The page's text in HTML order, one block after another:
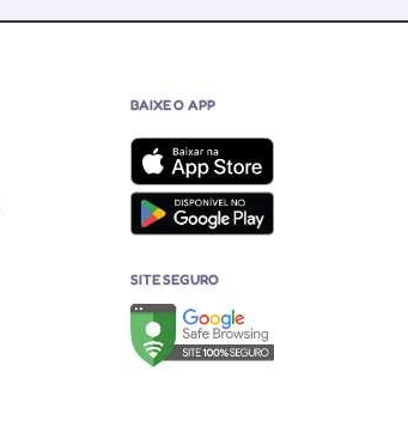
BAIXE O APP
SITE SEGURO
Verificação de site seguro no